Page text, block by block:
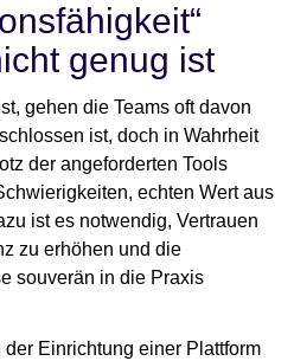
genug ist
gehen die Teams oft davon
ist, doch in Wahrheit
der angeforderten Tools
echten Wert aus
ist es notwendig, Vertrauen
zu erhöhen und die
souverän in die Praxis
Einrichtung einer Plattform